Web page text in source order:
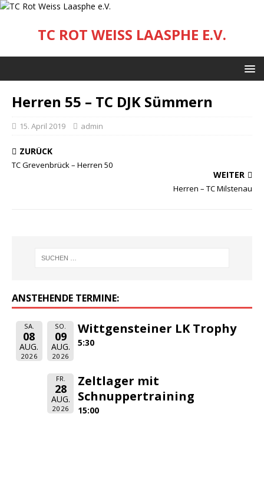
TC ROT WEISS LAASPHE E.V.
Herren 55 – TC DJK Sümmern
15. April 2019 admin
ZURÜCK
TC Grevenbrück – Herren 50
WEITER
Herren – TC Milstenau
ANSTEHENDE TERMINE:
SA.
08
AUG.
2026
SO.
09
AUG.
2026
Wittgensteiner LK Trophy
5:30
FR.
28
AUG.
2026
Zeltlager mit
Schnuppertraining
15:00